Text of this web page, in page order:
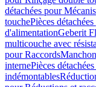
détachées pour
touchePièces
d'alimentationGeberit
multicouche avec
pour Raccords
internePièces
indémontables